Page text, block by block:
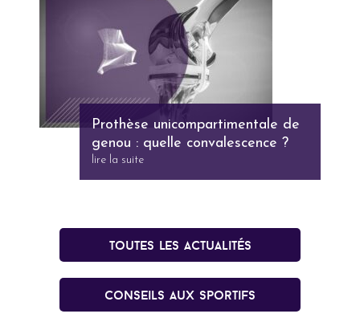
Prothèse unicompartimentale de
genou : quelle convalescence ?
lire la suite
Toutes les actualités
conseils aux sportifs